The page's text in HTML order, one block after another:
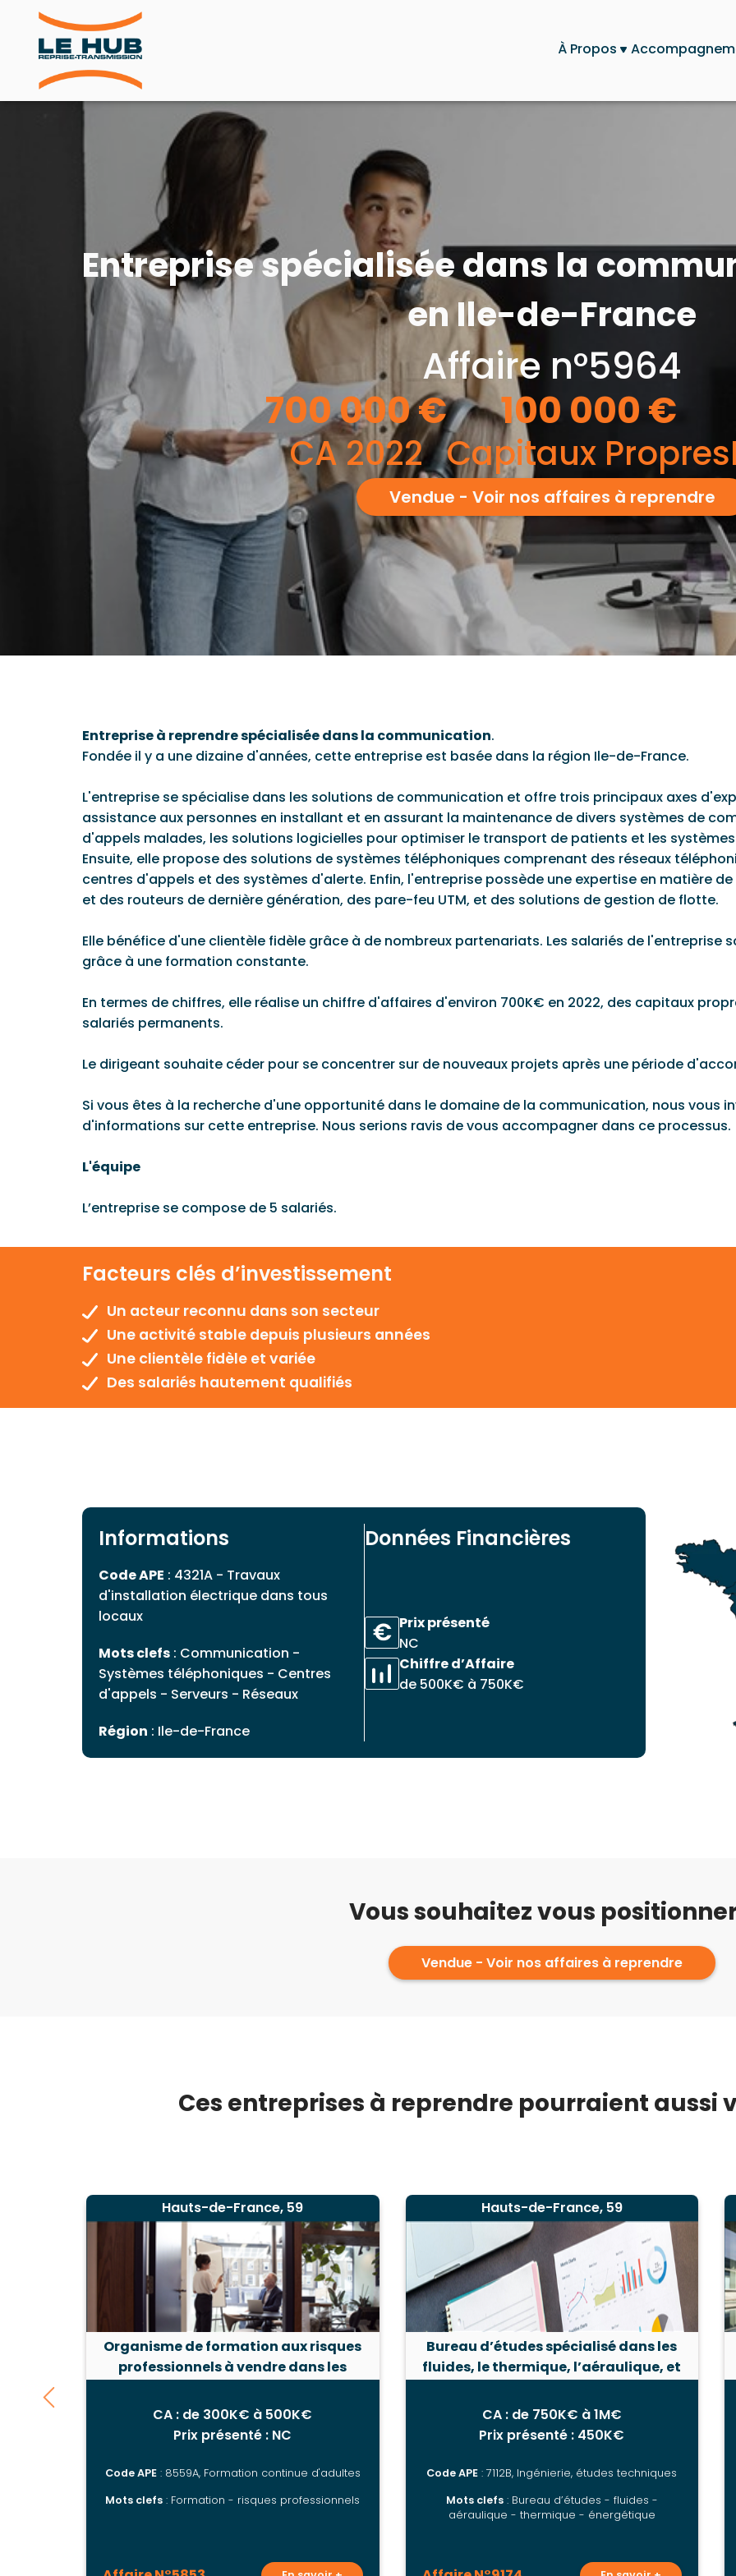
À Propos
Entreprise spécialisée dans la
en Ile-de-France
Affaire n°5964
700 000€
CA 2022
100 000€
Capitaux Propres
Vendue - Voir nos affaires à reprendre
Entreprise à reprendre spécialisée dans la communication.
Fondée il y a une dizaine d'années, cette entreprise est basée dans la région Ile-de-France.
L'entreprise se spécialise dans les solutions de communication et offre trois principaux axes
assistance aux personnes en installant et en assurant la maintenance de divers systèmes de
d'appels malades, les solutions logicielles pour optimiser le transport de patients et les
Ensuite, elle propose des solutions de systèmes téléphoniques comprenant des réseaux
centres d'appels et des systèmes d'alerte. Enfin, l'entreprise possède une expertise en matière
et des routeurs de dernière génération, des pare-feu UTM, et des solutions de gestion de flotte.
Elle bénéfice d'une clientèle fidèle grâce à de nombreux partenariats. Les salariés de
grâce à une formation constante.
En termes de chiffres, elle réalise un chiffre d'affaires d'environ 700K€ en 2022, des capitaux
salariés permanents.
Le dirigeant souhaite céder pour se concentrer sur de nouveaux projets après une période
Si vous êtes à la recherche d'une opportunité dans le domaine de la communication, nous vous
d'informations sur cette entreprise. Nous serions ravis de vous accompagner dans ce processus.
L'équipe
L’entreprise se compose de 5 salariés.
Facteurs clés d’investissement
Un acteur reconnu dans son secteur
Une activité stable depuis plusieurs années
Une clientèle fidèle et variée
Des salariés hautement qualifiés
Informations
Code APE : 4321A - Travaux
d'installation électrique dans tous
locaux
Mots clefs : Communication -
Systèmes téléphoniques - Centres
d'appels - Serveurs - Réseaux
Région : Ile-de-France
Données Financières
Prix présenté
NC
Chiffre d’Affaire
de 500K€ à 750K€
Vous souhaitez vous
Vendue - Voir nos affaires à reprendre
Ces entreprises à reprendre pourraient aussi
Hauts-de-France, 59
Organisme de formation aux risques
professionnels à vendre dans les
CA : de 300K€ à 500K€
Prix présenté : NC
Code APE: 8559A, Formation continue d'adultes
Mots clefs : Formation - risques professionnels
Hauts-de-France, 59
Bureau d’études spécialisé dans les
fluides, le thermique, l’aéraulique, et
la région Hauts-de-France
CA : de 750K€ à 1M€
Prix présenté : 450K€
Code APE : 7112B, Ingénierie, études techniques
Mots clefs: Bureau d’études - fluides -
aéraulique - thermique - énergétique